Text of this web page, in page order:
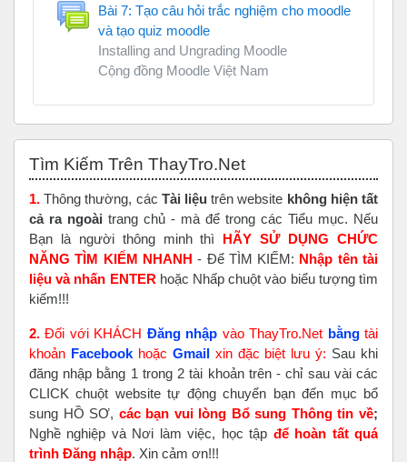
Bài 7: Tạo câu hỏi trắc nghiệm cho moodle
và tạo quiz moodle
Installing and Ungrading Moodle
Cộng đồng Moodle Việt Nam
Tìm Kiếm Trên ThayTro.Net
1. Thông thường, các Tài liệu trên website không hiện tất
cả ra ngoài trang chủ - mà để trong các Tiểu mục. Nếu
Bạn là người thông minh thì HÃY SỬ DỤNG CHỨC
NĂNG TÌM KIẾM NHANH - Để TÌM KIẾM: Nhập tên tài
liệu và nhấn ENTER hoặc Nhấp chuột vào biểu tượng tìm
kiếm!!!
2. Đối với KHÁCH Đăng nhập vào ThayTro.Net bằngtài
khoản Facebook hoặc Gmailxin đặc biệt lưu ý: Sau khi
đăng nhập bằng 1 trong 2 tài khoản trên - chỉ sau vài các
CLICK chuột website tự động chuyển bạn đến mục bổ
sung HỒ SƠ, các bạn vui lòng Bổ sung Thông tin về;
Nghề nghiệp và Nơi làm việc, học tập để hoàn tấtquá
trình Đăng nhập. Xin cảm ơn!!!